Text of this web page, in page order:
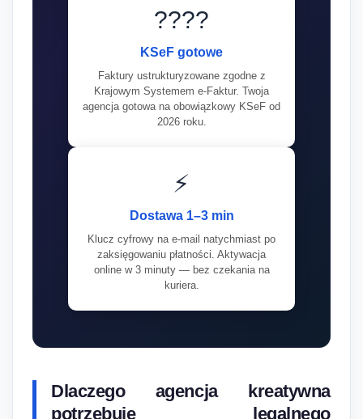
????
KSeF gotowe
Faktury ustrukturyzowane zgodne z
Krajowym Systemem e-Faktur. Twoja
agencja gotowa na obowiązkowy KSeF od
2026 roku.
⚡
Dostawa 1–3 min
Klucz cyfrowy na e-mail natychmiast po
zaksięgowaniu płatności. Aktywacja
online w 3 minuty — bez czekania na
kuriera.
Dlaczego agencja kreatywna
potrzebuje legalnego